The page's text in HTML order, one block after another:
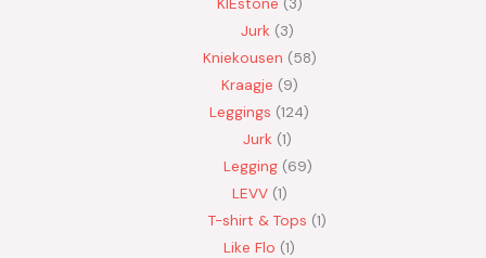
Jurk 3
Kniekousen 58
Kraagje 9
Leggings 124
Jurk 1
Legging 69
LEVV 1
T-shirt & Tops 1
Like Flo 1